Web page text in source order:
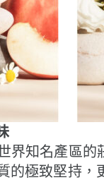
界知名產區
的極致堅持